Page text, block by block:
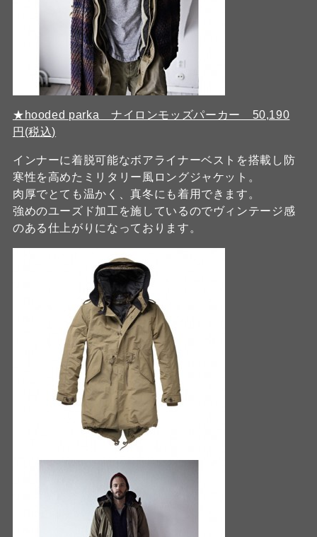
★hooded parka ナイロンモッズパーカー 50,190
円(税込)
インナーに着脱可能なボアライナーベストを搭載し防
寒性を高めたミリタリー風ロングジャケット。
肉厚でとても温かく、真冬にも着用できます。
強めのユーズド加工を施しているのでヴィンテージ感
のある仕上がりになっております。